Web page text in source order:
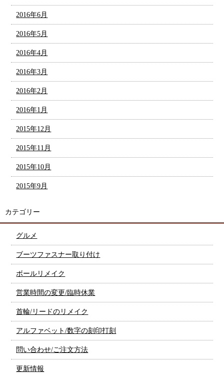
2016年6月
2016年5月
2016年4月
2016年3月
2016年2月
2016年1月
2015年12月
2015年11月
2015年10月
2015年9月
カテゴリー
グルメ
ブーツファスナー取り付け
ボールリメイク
営業時間の変更/臨時休業
首輪/リードのリメイク
アルファベット/数字の刻印打刻
問い合わせ/ご注文方法
更新情報